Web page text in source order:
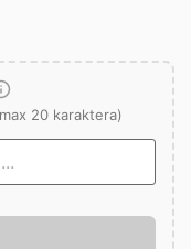
20 karaktera)